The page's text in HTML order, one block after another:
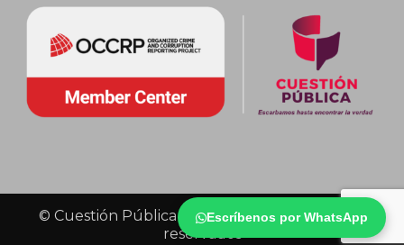
Escríbenos por WhatsApp
© Cuestión Pública 2018 - Todos los derechos
reservados